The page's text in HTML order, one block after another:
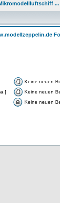
...
Keine neuen
]
Keine neuen
Keine neuen